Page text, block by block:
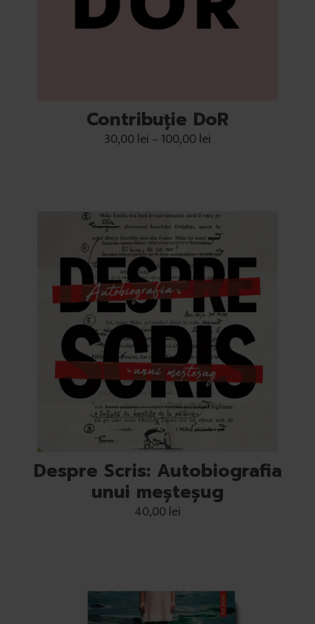
Contribuție DoR
30,00lei – 100,00lei
Despre Scris: Autobiografia
unui meșteșug
40,00lei